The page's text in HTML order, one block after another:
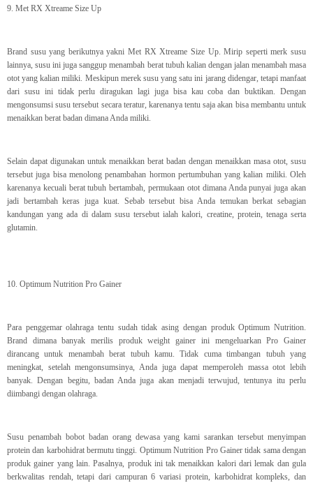
9. Met RX Xtreame Size Up
Brand susu yang berikutnya yakni Met RX Xtreame Size Up. Mirip seperti merk susu
lainnya, susu ini juga sanggup menambah berat tubuh kalian dengan jalan menambah masa
otot yang kalian miliki. Meskipun merek susu yang satu ini jarang didengar, tetapi manfaat
dari susu ini tidak perlu diragukan lagi juga bisa kau coba dan buktikan. Dengan
mengonsumsi susu tersebut secara teratur, karenanya tentu saja akan bisa membantu untuk
menaikkan berat badan dimana Anda miliki.
Selain dapat digunakan untuk menaikkan berat badan dengan menaikkan masa otot, susu
tersebut juga bisa menolong penambahan hormon pertumbuhan yang kalian miliki. Oleh
karenanya kecuali berat tubuh bertambah, permukaan otot dimana Anda punyai juga akan
jadi bertambah keras juga kuat. Sebab tersebut bisa Anda temukan berkat sebagian
kandungan yang ada di dalam susu tersebut ialah kalori, creatine, protein, tenaga serta
glutamin.
10. Optimum Nutrition Pro Gainer
Para penggemar olahraga tentu sudah tidak asing dengan produk Optimum Nutrition.
Brand dimana banyak merilis produk weight gainer ini mengeluarkan Pro Gainer
dirancang untuk menambah berat tubuh kamu. Tidak cuma timbangan tubuh yang
meningkat, setelah mengonsumsinya, Anda juga dapat memperoleh massa otot lebih
banyak. Dengan begitu, badan Anda juga akan menjadi terwujud, tentunya itu perlu
diimbangi dengan olahraga.
Susu penambah bobot badan orang dewasa yang kami sarankan tersebut menyimpan
protein dan karbohidrat bermutu tinggi. Optimum Nutrition Pro Gainer tidak sama dengan
produk gainer yang lain. Pasalnya, produk ini tak menaikkan kalori dari lemak dan gula
berkwalitas rendah, tetapi dari campuran 6 variasi protein, karbohidrat kompleks, dan